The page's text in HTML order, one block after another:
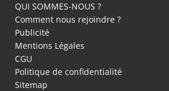
QUI SOMMES-NOUS ?
Comment nous rejoindre ?
Publicité
Mentions Légales
CGU
Politique de confidentialité
Sitemap